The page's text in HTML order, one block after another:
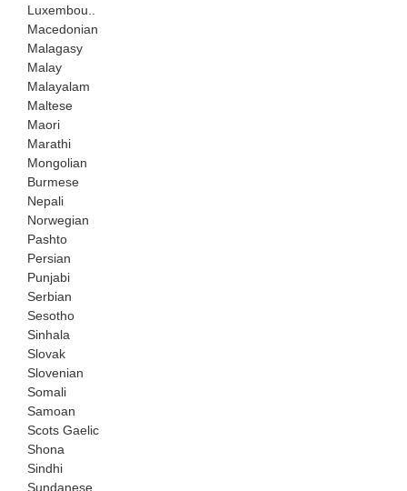
Luxembou..
Macedonian
Malagasy
Malay
Malayalam
Maltese
Maori
Marathi
Mongolian
Burmese
Nepali
Norwegian
Pashto
Persian
Punjabi
Serbian
Sesotho
Sinhala
Slovak
Slovenian
Somali
Samoan
Scots Gaelic
Shona
Sindhi
Sundanese